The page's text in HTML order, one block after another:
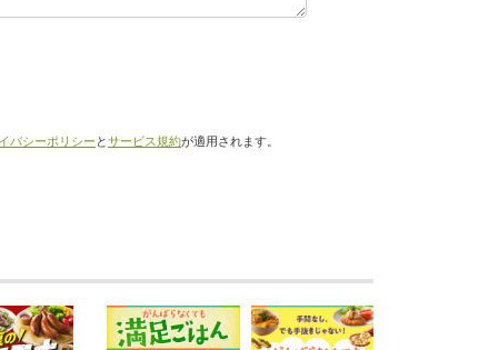
バシーポリシー とサービス規約が適用されます。